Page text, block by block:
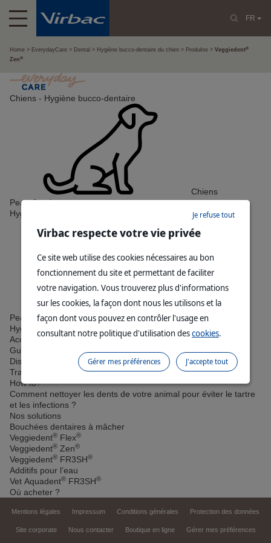
FR
Home EverydayCare Dental Hygiène bucco-dentaire du chien Produkte Veggiedent®
Zen®
Chiens - Hygiène bucco-dentaire
Chiens
Peau & pelage
Hygiène bucco-dentaire
Chats
Peau & pelage
Hygiène bucco-dentaire
Accueil
Guides
Discovering dog dental health
Traiter et rafraîchir la mauvaise haleine
How to?
Comment nettoyer les dents de votre animal pour éviter le tartre
et les infections ?
Nos solutions
Bouchées dentaires à mâcher
Veggiedent® Flex®
Veggiedent® Zen®
Veggiedent® FR3SH®
Additifs pour l’eau
Vet Aquadent® FR3SH®
Où acheter ?
Mentions légales Impressum Conditions générales Protection des données
Site corporate Nous contacter Boutique en ligne Gérer mes préférences
Virbac respecte votre vie privée
Ce site web utilise des cookies nécessaires au bon
fonctionnement du site et permettant de faciliter
votre navigation. Vous trouverez plus d'informations
sur les cookies, la façon dont nous les utilisons et la
façon dont vous pouvez en contrôler l'usage en
consultant notre politique d'utilisation descookies.
Je refuse tout
J'accepte tout
Gérer mes préférences